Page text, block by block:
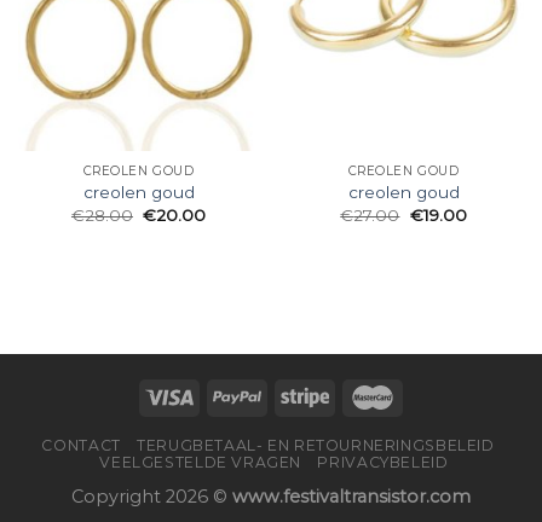
CREOLEN GOUD
creolen goud
€28.00 €20.00
CREOLEN GOUD
creolen goud
€27.00 €19.00
CONTACT
TERUGBETAAL- EN RETOURNERINGSBELEID
VEELGESTELDE VRAGEN
PRIVACYBELEID
Copyright 2026 © www.festivaltransistor.com